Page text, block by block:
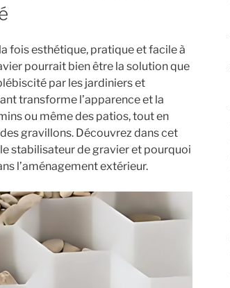
fois esthétique, pratique et facile à
pourrait bien être la solution que
par les jardiniers et
transforme l’apparence et la
ou même des patios, tout en
gravillons. Découvrez dans cet
stabilisateur de gravier et pourquoi
l’aménagement extérieur.